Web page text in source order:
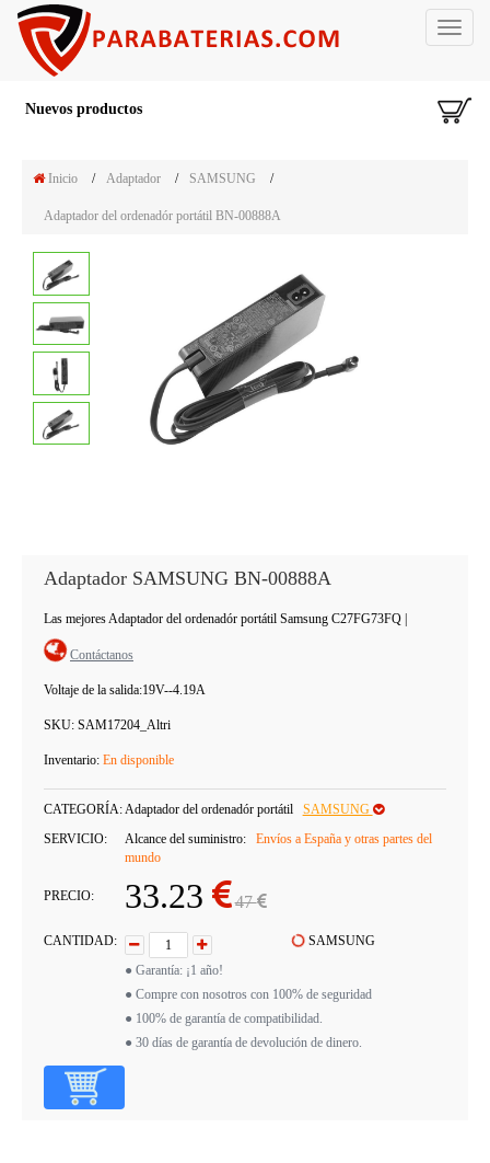
Toggle
Nuevos productos
Inicio / Adaptador / SAMSUNG /
Adaptador del ordenadór portátil BN-00888A
Adaptador SAMSUNG BN-00888A
Las mejores Adaptador del ordenadór portátil Samsung C27FG73FQ
Contáctanos
Voltaje de la salida:19V--4.19A
SKU: SAM17204_Altri
Inventario: En disponible
CATEGORÍA:Adaptador del ordenadór portátil
SAMSUNG
SERVICIO:
Alcance del suministro:
Envíos a España y otras partes del
mundo
PRECIO: 33.23 47
CANTIDAD:
SAMSUNG
● Garantía: ¡1 año!
● Compre con nosotros con 100% de seguridad
● 100% de garantía de compatibilidad.
● 30 días de garantía de devolución de dinero.